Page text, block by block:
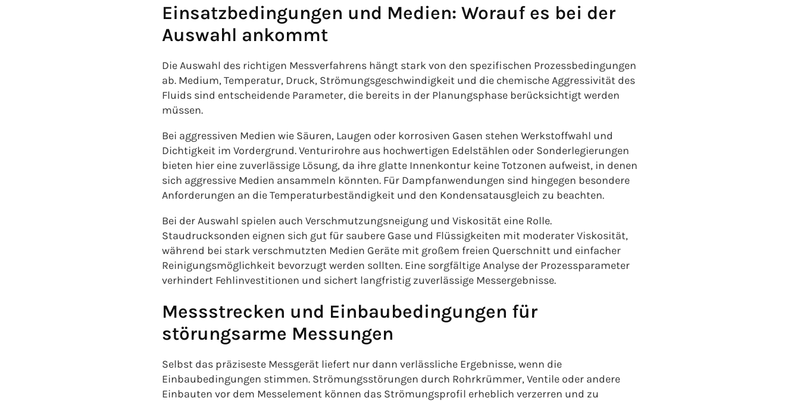
Einsatzbedingungen und Medien: Worauf es bei der
Auswahl ankommt
Die Auswahl des richtigen Messverfahrens hängt stark von den spezifischen Prozessbedingungen
ab. Medium, Temperatur, Druck, Strömungsgeschwindigkeit und die chemische Aggressivität des
Fluids sind entscheidende Parameter, die bereits in der Planungsphase berücksichtigt werden
müssen.
Bei aggressiven Medien wie Säuren, Laugen oder korrosiven Gasen stehen Werkstoffwahl und
Dichtigkeit im Vordergrund. Venturirohre aus hochwertigen Edelstählen oder Sonderlegierungen
bieten hier eine zuverlässige Lösung, da ihre glatte Innenkontur keine Totzonen aufweist, in denen
sich aggressive Medien ansammeln könnten. Für Dampfanwendungen sind hingegen besondere
Anforderungen an die Temperaturbeständigkeit und den Kondensatausgleich zu beachten.
Bei der Auswahl spielen auch Verschmutzungsneigung und Viskosität eine Rolle.
Staudrucksonden eignen sich gut für saubere Gase und Flüssigkeiten mit moderater Viskosität,
während bei stark verschmutzten Medien Geräte mit großem freien Querschnitt und einfacher
Reinigungsmöglichkeit bevorzugt werden sollten. Eine sorgfältige Analyse der Prozessparameter
verhindert Fehlinvestitionen und sichert langfristig zuverlässige Messergebnisse.
Messstrecken und Einbaubedingungen für
störungsarme Messungen
Selbst das präziseste Messgerät liefert nur dann verlässliche Ergebnisse, wenn die
Einbaubedingungen stimmen. Strömungsstörungen durch Rohrkrümmer, Ventile oder andere
Einbauten vor dem Messelement können das Strömungsprofil erheblich verzerren und zu